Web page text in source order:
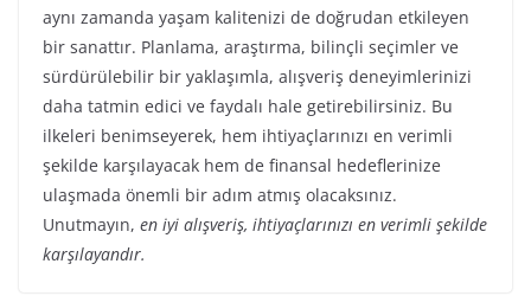
aynı zamanda yaşam kalitenizi de doğrudan etkileyen
bir sanattır. Planlama, araştırma, bilinçli seçimler ve
sürdürülebilir bir yaklaşımla, alışveriş deneyimlerinizi
daha tatmin edici ve faydalı hale getirebilirsiniz. Bu
ilkeleri benimseyerek, hem ihtiyaçlarınızı en verimli
şekilde karşılayacak hem de finansal hedeflerinize
ulaşmada önemli bir adım atmış olacaksınız.
Unutmayın, en iyi alışveriş, ihtiyaçlarınızı en verimli şekilde
karşılayandır.